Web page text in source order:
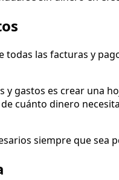
todas las facturas y
gastos es crear una
cuánto dinero
siempre que